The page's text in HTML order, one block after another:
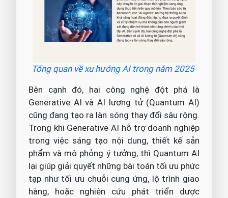
Tổng quan về xu hướng AI trong năm 2025
Bên cạnh đó, hai công nghệ đột phá là
Generative AI và AI lượng tử (Quantum AI)
cũng đang tạo ra làn sóng thay đổi sâu rộng.
Trong khi Generative AI hỗ trợ doanh nghiệp
trong việc sáng tạo nội dung, thiết kế sản
phẩm và mô phỏng ý tưởng, thì Quantum AI
lại giúp giải quyết những bài toán tối ưu phức
tạp như tối ưu chuỗi cung ứng, lộ trình giao
hàng, hoặc nghiên cứu phát triển dược